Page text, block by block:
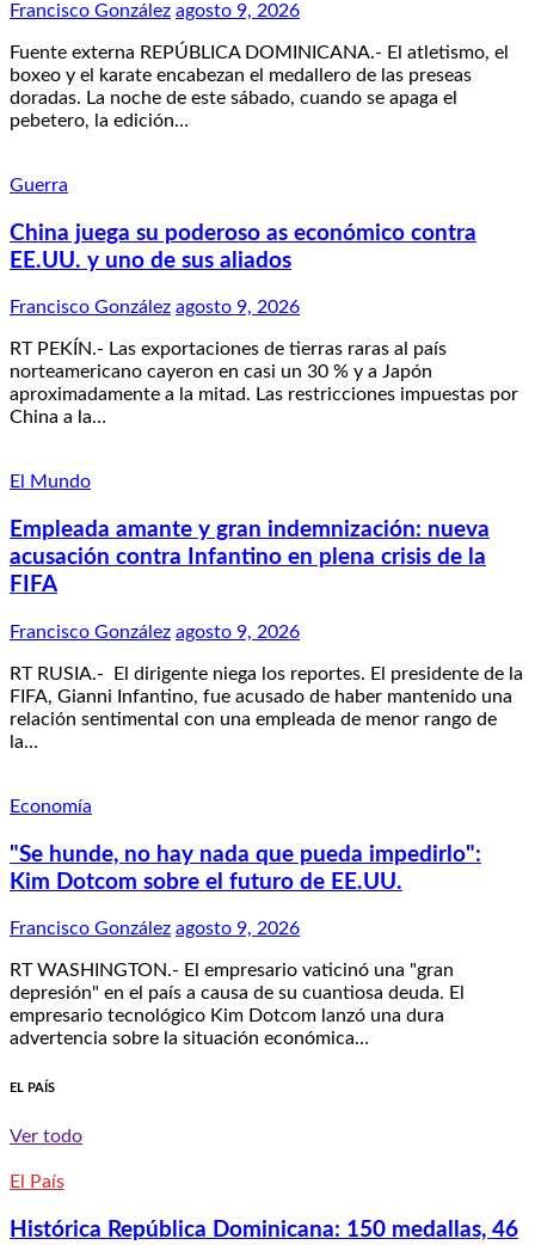
Francisco González agosto 9, 2026
Fuente externa REPÚBLICA DOMINICANA.- El atletismo, el
boxeo y el karate encabezan el medallero de las preseas
doradas. La noche de este sábado, cuando se apaga el
pebetero, la edición…
Guerra
China juega su poderoso as económico contra
EE.UU. y uno de sus aliados
Francisco González agosto 9, 2026
RT PEKÍN.- Las exportaciones de tierras raras al país
norteamericano cayeron en casi un 30 % y a Japón
aproximadamente a la mitad. Las restricciones impuestas por
China a la…
El Mundo
Empleada amante y gran indemnización: nueva
acusación contra Infantino en plena crisis de la
FIFA
Francisco González agosto 9, 2026
RT RUSIA.- El dirigente niega los reportes. El presidente de la
FIFA, Gianni Infantino, fue acusado de haber mantenido una
relación sentimental con una empleada de menor rango de
la…
Economía
"Se hunde, no hay nada que pueda impedirlo":
Kim Dotcom sobre el futuro de EE.UU.
Francisco González agosto 9, 2026
RT WASHINGTON.- El empresario vaticinó una "gran
depresión" en el país a causa de su cuantiosa deuda. El
empresario tecnológico Kim Dotcom lanzó una dura
advertencia sobre la situación económica…
EL PAÍS
Ver todo
El País
Histórica República Dominicana: 150 medallas, 46